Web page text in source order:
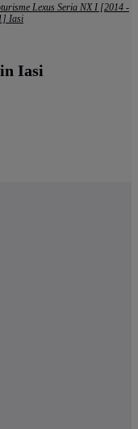
Lexus Seria NX I [2014 -
Iasi
Iasi